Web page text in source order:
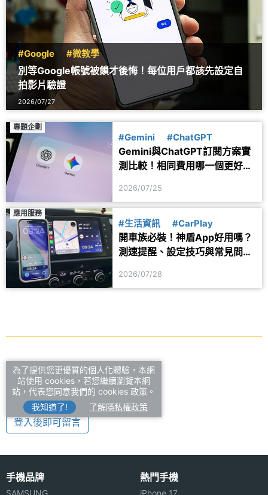
#Google #微教學
別等Google帳號被鎖才後悔！每位用戶都該先設定自
拍影片驗證
2026/07/27
專題企劃
#Gemini #ChatGPT
Gemini與ChatGPT訂閱方案實
測比較！相同費用哪一個更好
2026/07/25
應用服務
#生活資訊 #CarPlay
開車族必裝！神盾App好用嗎？
測速提醒、設定技巧與常見問題
2026/07/28
留言
登入後即可留言
手機品牌
SAMSUNG
熱門手機
iPhone 17
為了提供您更優質的個人化體驗，本網
站使用 cookies，若您繼續瀏覽本網
站，代表您同意我們的 cookies 政策。
我知道了!
了解隱私權政策